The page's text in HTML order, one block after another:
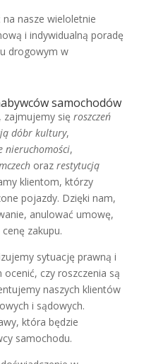
na nasze wieloletnie
i indywidualną poradę
drogowym w
samochodów
zajmujemy się roszczeń
dóbr kultury,
nieruchomości,
oraz restytucją
klientom, którzy
pojazdy. Dzięki nam,
anulować umowę,
zakupu.
sytuację prawną i
czy roszczenia są
naszych klientów
i sądowych.
która będzie
samochodu.